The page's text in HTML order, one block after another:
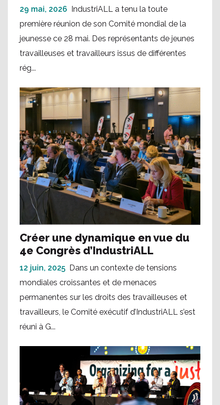
29 mai, 2026
IndustriALL a tenu la toute
première réunion de son Comité mondial de la
jeunesse ce 28 mai. Des représentants de jeunes
travailleuses et travailleurs issus de différentes
rég...
Créer une dynamique en vue du
4e Congrès d’IndustriALL
12 juin, 2025 Dans un contexte de tensions
mondiales croissantes et de menaces
permanentes sur les droits des travailleuses et
travailleurs, le Comité exécutif d’IndustriALL s’est
réuni à G...